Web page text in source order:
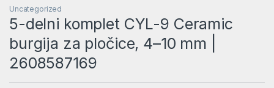
Uncategorized
5-delni komplet CYL-9 Ceramic
burgija za pločice, 4–10 mm |
2608587169